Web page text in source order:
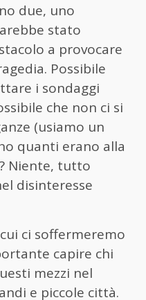
due, uno
stato
a provocare
Possibile
i sondaggi
che non ci si
(usiamo un
quanti erano alla
Niente, tutto
disinteresse
ci soffermeremo
capire chi
mezzi nel
e piccole città.